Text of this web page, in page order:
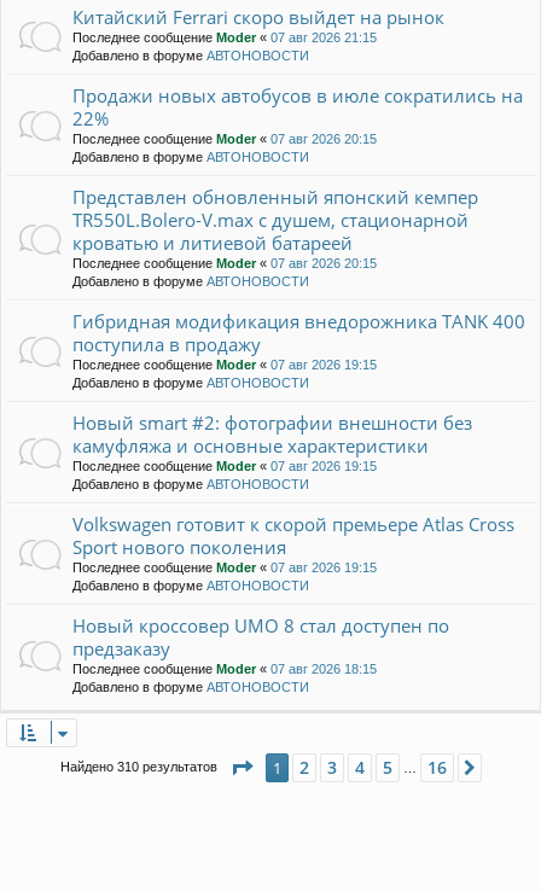
Китайский Ferrari скоро выйдет на рынок
Последнее сообщение Moder« 07 авг 2026 21:15
Добавлено в форуме АВТОНОВОСТИ
Продажи новых автобусов в июле сократились на
22%
Последнее сообщение Moder« 07 авг 2026 20:15
Добавлено в форуме АВТОНОВОСТИ
Представлен обновленный японский кемпер
TR550L.Bolero-V.max с душем, стационарной
кроватью и литиевой батареей
Последнее сообщение Moder« 07 авг 2026 20:15
Добавлено в форуме АВТОНОВОСТИ
Гибридная модификация внедорожника TANK 400
поступила в продажу
Последнее сообщение Moder« 07 авг 2026 19:15
Добавлено в форуме АВТОНОВОСТИ
Новый smart #2: фотографии внешности без
камуфляжа и основные характеристики
Последнее сообщение Moder« 07 авг 2026 19:15
Добавлено в форуме АВТОНОВОСТИ
Volkswagen готовит к скорой премьере Atlas Cross
Sport нового поколения
Последнее сообщение Moder« 07 авг 2026 19:15
Добавлено в форуме АВТОНОВОСТИ
Новый кроссовер UMO 8 стал доступен по
предзаказу
Последнее сообщение Moder« 07 авг 2026 18:15
Добавлено в форуме АВТОНОВОСТИ
Найдено 310 результатов Страница из 16
1 2 3 4 5 16